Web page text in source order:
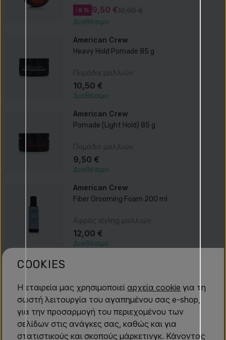
-5 % 9,50 €10,00 €
Διαθέσιμο
American Crew
Heavy Hold Pomade 85 g
Πομάδα μαλλιών
10,50 €
Διαθέσιμο
American Crew
Pomade (Light Hold) 85 g
Πομάδα μαλλιών
9,50 €
Διαθέσιμο
American Crew
Fiber Grooming Foam 200 ml
Αφρός styling μαλλιών
12,00 €
Διαθέσιμο
Ελαστικό τζελ σταθεροποίησης
9,50 €
Διαθέσιμο
American Crew
COOKIES
Η εταιρεία μας χρησιμοποιείαρχεία cookie για τη
σωστή λειτουργία του αγαπημένου σας e-shop,
για την προσαρμογή του περιεχομένου των
σελίδων στις ανάγκες σας, καθώς και για
στατιστικούς και σκοπούς μάρκετινγκ. Κάνοντας